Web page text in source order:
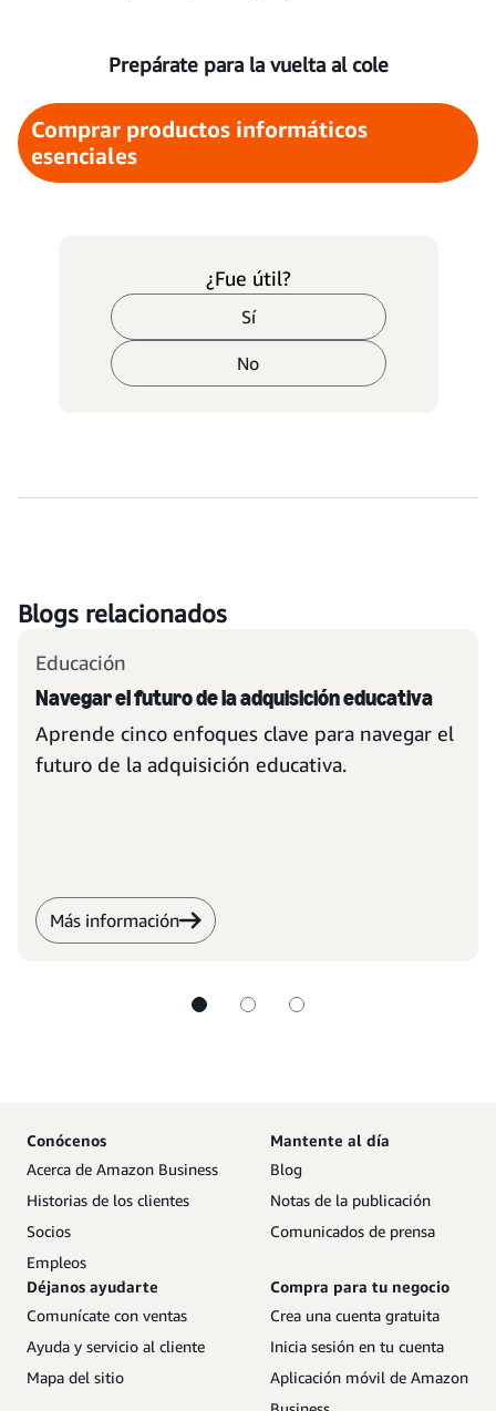
Prepárate para la vuelta al cole
Comprar productos informáticos
esenciales
¿Fue útil?
Sí
No
Blogs relacionados
Educación
Navegar el futuro de la adquisición educativa
Aprende cinco enfoques clave para navegar el
futuro de la adquisición educativa.
Más información
Conócenos
Acerca de Amazon Business
Historias de los clientes
Socios
Empleos
Mantente al día
Blog
Notas de la publicación
Comunicados de prensa
Déjanos ayudarte
Comunícate con ventas
Ayuda y servicio al cliente
Mapa del sitio
Compra para tu negocio
Crea una cuenta gratuita
Inicia sesión en tu cuenta
Aplicación móvil de Amazon